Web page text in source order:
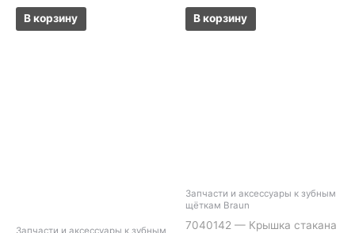
В корзину В корзину
Запчасти и аксессуары к зубным
Запчасти и аксессуары к зубным
щёткам Braun
7040142 — Крышка стакана